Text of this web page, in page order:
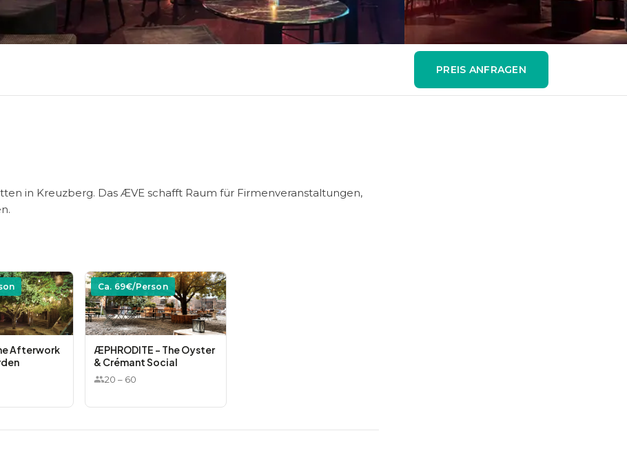
PREIS ANFRAGEN
in Kreuzberg. Das ÆVE schafft Raum für Firmenveranstaltungen,
Afterwork
Ca. 69€/Person
ÆPHRODITE – The Oyster
& Crémant Social
20 – 60